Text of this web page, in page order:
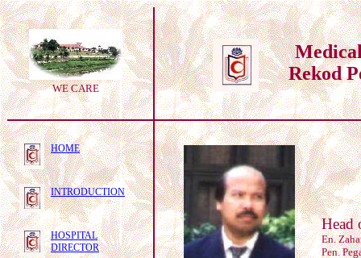
Rekod
Head
En.
Pen.
HOME
INTRODUCTION
HOSPITAL
DIRECTOR
WE CARE